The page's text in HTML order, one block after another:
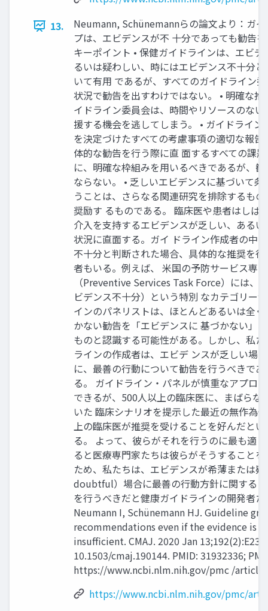
13.
Neumann, Schünemannらの論文より：ガ
プは、エビデンスが不 十分であっても勧告
キーポイント • 保健ガイドラインは、エビ
るいは疑わしい、時にはエビデンス不十分
いて有用 であるが、すべてのガイドライン
状況で勧告を出すわけではない。 • 明確な
イドライン委員会は、時間やリソースのな
援する機会を逃してしまう。 • ガイドライ
を決定づけたすべての考慮事項の適切な報
体的な勧告を行う際に直 面するすべての課
に、明確な枠組みを用いるべきであるが、
ならない。 • 乏しいエビデンスに基づいて
うことは、さらなる関連研究を排除するも
奨励す るものである。 臨床医や患者はしば
介入を支持するエビデンスが乏しい、ある
状況に直面する。ガイ ドライン作成者の中
不十分と判断された場合、具体的な推奨を
者もいる。例えば、 米国の予防サービス専
（Preventive Services Task Force）には
ビデンス不十分）という特別 なカテゴリー
インのパネリストは、ほとんどあるいは全
かない勧告を「エビデンスに 基づかない」
ものと認識する可能性がある。しかし、私
ラインの作成者は、エビデ ンスが乏しい場
に、最善の行動について勧告を行うべきで
る。 ガイドライン・パネルが慎重なアプロ
できるが、500人以上の臨床医に、まばらな
いた 臨床シナリオを提示した最近の無作為
上の臨床医が推奨を受けることを好んだと
る。 よって、彼らがそれを行うのに最も適
ると医療専門家たちは彼らがそうすること
ため、私たちは、エビデンスが希薄または
doubtful）場合に最善の行動方針に関する
を行うべきだと健康ガイドラインの開発者
Neumann I, Schünemann HJ. Guideline
recommendations even if the evidence is
insufficient. CMAJ. 2020 Jan 13;192(2):E23-
10.1503/cmaj.190144. PMID: 31932336;
https://www.ncbi.nlm.nih.gov/pmc /
https://www.ncbi.nlm.nih.gov/pmc/